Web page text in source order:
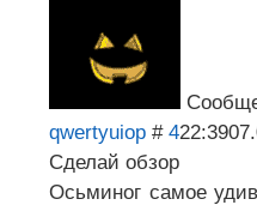
qwertyuiop # 422:39
Сделай обзор
Осьминог самое